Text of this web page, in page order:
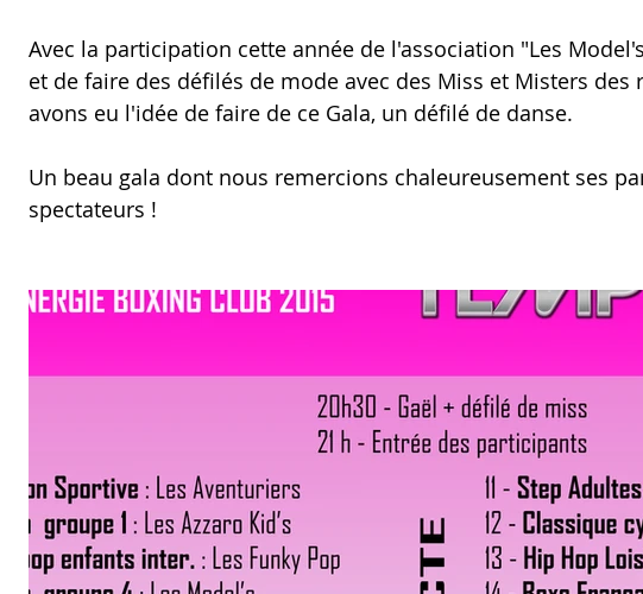
Avec la participation cette année de l'association "Les
et de faire des défilés de mode avec des Miss et Misters des
avons eu l'idée de faire de ce Gala, un défilé de danse.
Un beau gala dont nous remercions chaleureusement ses
spectateurs !